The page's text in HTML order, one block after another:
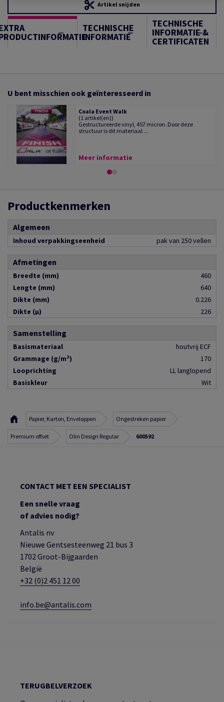
Artikel snijden
TECHNISCHE
INFORMATIE
TECHNISCHE
INFORMATIE &
CERTIFICATEN
U bent misschien ook geïnteresseerd in
Coala Event Walk
(1 artikel(en))
Gestructureerde vinyl, 457 micron. Door deze
structuur is dit materiaal ...
Meer informatie
Productkenmerken
Algemeen
Inhoud verpakkingseenheid pak van 250 vellen
Afmetingen
Breedte (mm)
460
Lengte (mm)
640
Dikte (mm)
0.226
Dikte (µ)
226
Samenstelling
Basismateriaal
houtvrij ECF
Grammage (g/m²)
170
Looprichting
LL langlopend
Basiskleur
Wit
Papier, Karton, Enveloppen Ongestreken papier
Premium offset Olin Design Regular 600592
CONTACT MET EEN SPECIALIST
Een snelle vraag
of advies nodig?
Antalis nv
Nieuwe Gentsesteenweg 21 bus 3
1702 Groot-Bijgaarden
België
+32 (0)2 451 12 00
info.be@antalis.com
TERUGBELVERZOEK